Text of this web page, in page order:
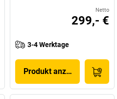
Netto
299,- €
3-4 Werktage
Produkt anzeigen